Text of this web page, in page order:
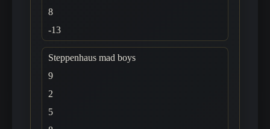
8
-13
Steppenhaus mad boys
9
2
5